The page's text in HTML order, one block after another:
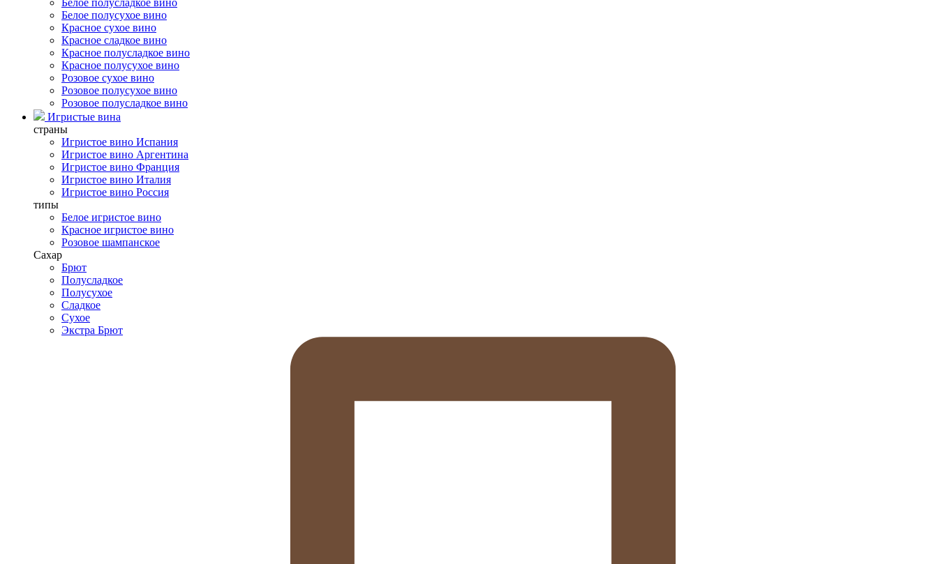
Белое полусладкое вино
Белое полусухое вино
Красное сухое вино
Красное сладкое вино
Красное полусладкое вино
Красное полусухое вино
Розовое сухое вино
Розовое полусухое вино
Розовое полусладкое вино
Игристые вина
страны
Игристое вино Испания
Игристое вино Аргентина
Игристое вино Франция
Игристое вино Италия
Игристое вино Россия
типы
Белое игристое вино
Красное игристое вино
Розовое шампанское
Сахар
Брют
Полусладкое
Полусухое
Сладкое
Сухое
Экстра Брют